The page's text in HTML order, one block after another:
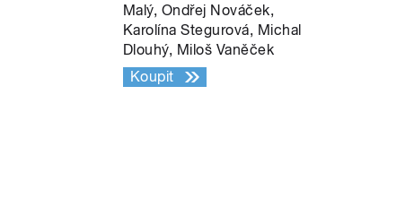
Malý, Ondřej Nováček,
Karolína Stegurová, Michal
Dlouhý, Miloš Vaněček
Koupit